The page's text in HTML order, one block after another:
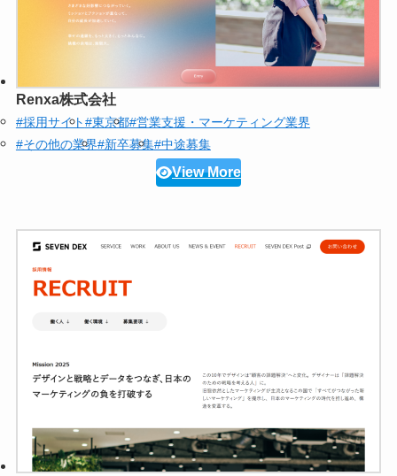
Renxa株式会社
#採用サイト#東京都#営業支援・マーケティング業界
#その他の業界#新卒募集#中途募集
View More